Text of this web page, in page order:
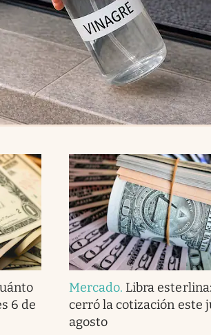
6 de
Mercado. Libra
cerró la cotización este
agosto